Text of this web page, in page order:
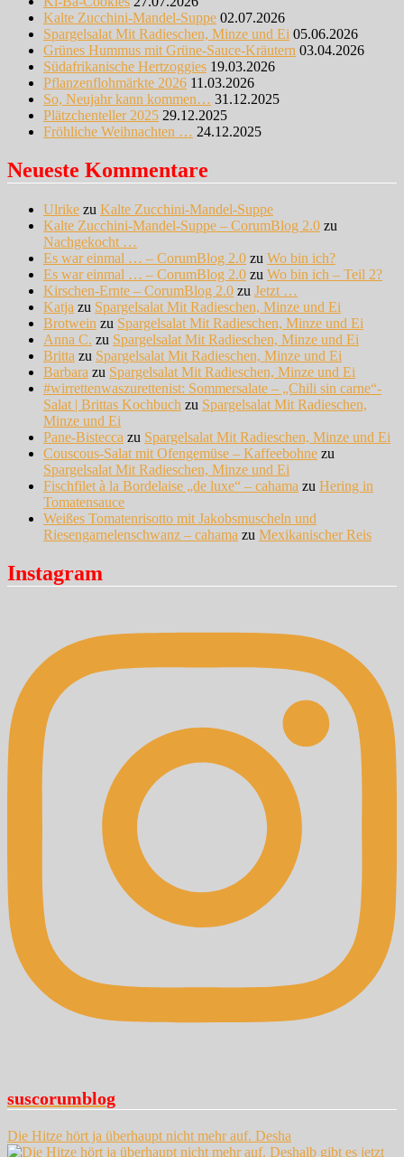
Kalte Zucchini-Mandel-Suppe 02.07.2026
Spargelsalat Mit Radieschen, Minze und Ei 05.06.2026
Grünes Hummus mit Grüne-Sauce-Kräutern 03.04.2026
Südafrikanische Hertzoggies 19.03.2026
Pflanzenflohmärkte 2026 11.03.2026
So, Neujahr kann kommen… 31.12.2025
Plätzchenteller 2025 29.12.2025
Fröhliche Weihnachten … 24.12.2025
Neueste Kommentare
Ulrike zu Kalte Zucchini-Mandel-Suppe
Kalte Zucchini-Mandel-Suppe – CorumBlog 2.0 zu
Nachgekocht …
Es war einmal … – CorumBlog 2.0 zu Wo bin ich?
Es war einmal … – CorumBlog 2.0 zu Wo bin ich – Teil 2?
Kirschen-Ernte – CorumBlog 2.0 zu Jetzt …
Katja zu Spargelsalat Mit Radieschen, Minze und Ei
Brotwein zu Spargelsalat Mit Radieschen, Minze und Ei
Anna C. zu Spargelsalat Mit Radieschen, Minze und Ei
Britta zu Spargelsalat Mit Radieschen, Minze und Ei
Barbara zu Spargelsalat Mit Radieschen, Minze und Ei
#wirrettenwaszurettenist: Sommersalate – „Chili sin carne“-
Salat | Brittas Kochbuch zu Spargelsalat Mit Radieschen,
Minze und Ei
Pane-Bistecca zu Spargelsalat Mit Radieschen, Minze und Ei
Couscous-Salat mit Ofengemüse – Kaffeebohne zu
Spargelsalat Mit Radieschen, Minze und Ei
Fischfilet à la Bordelaise „de luxe“ – cahama zu Hering in
Tomatensauce
Weißes Tomatenrisotto mit Jakobsmuscheln und
Riesengarnelenschwanz – cahama zu Mexikanischer Reis
Instagram
suscorumblog
Die Hitze hört ja überhaupt nicht mehr auf. Desha